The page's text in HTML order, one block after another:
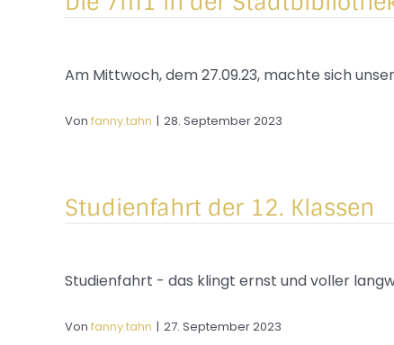
Am Mittwoch, dem 27.09.23, machte sich
Von fanny.tahn | 28. September 2023
Studienfahrt der 12. Klassen
Studienfahrt - das klingt ernst und voller
Von fanny.tahn | 27. September 2023